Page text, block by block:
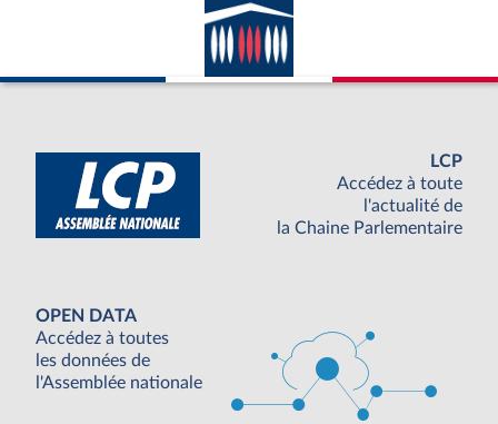
LCP
Accédez à toute
l'actualité de
la Chaine Parlementaire
OPEN DATA
Accédez à toutes
les données de
l'Assemblée nationale